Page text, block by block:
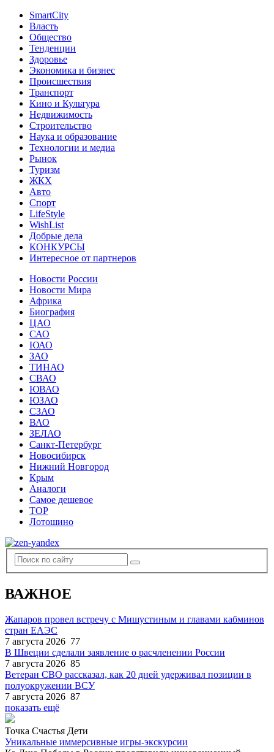
SmartCity
Власть
Общество
Тенденции
Здоровье
Экономика и бизнес
Происшествия
Транспорт
Кино и Культура
Недвижимость
Строительство
Наука и образование
Технологии и медиа
Рынок
Туризм
ЖКХ
Авто
Спорт
LifeStyle
WishList
Добрые дела
КОНКУРСЫ
Интересное от партнеров
Новости России
Новости Мира
Африка
Биография
ЦАО
САО
ЮАО
ЗАО
ТИНАО
СВАО
ЮВАО
ЮЗАО
СЗАО
ВАО
ЗЕЛАО
Санкт-Петербург
Новосибирск
Нижний Новгород
Крым
Аналоги
Самое дешевое
TOP
Лотошино
ВАЖНОЕ
Жапаров провел встречу с Мишустиным и главами кабминов
стран ЕАЭС
7 августа 2026 77
В Швеции сделали заявление о расчленении России
7 августа 2026 85
Ветеран СВО рассказал, как 20 дней удерживал позиции в
полуокружении ВСУ
7 августа 2026 87
показать ещё
Точка Счастья Дети
Уникальные иммерсивные игры-экскурсии